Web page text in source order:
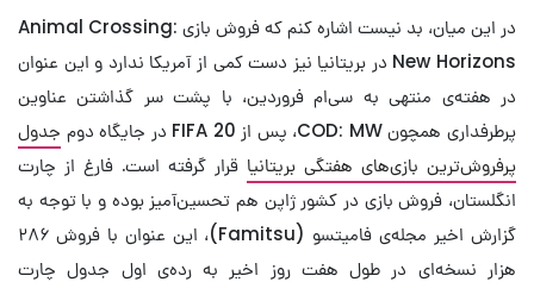
در این میان، بد نیست اشاره کنم که فروش بازی Animal Crossing:
New Horizons در بریتانیا نیز دست کمی از آمریکا ندارد و این عنوان
در هفته‌ی منتهی به سی‌ام فروردین، با پشت سر گذاشتن عناوین
پرطرفداری همچون COD: MW، پس از FIFA 20 در جایگاه دوم
جدول
پرفروش‌ترین بازی‌های هفتگی بریتانیا قرار گرفته است. فارغ از چارت
انگلستان، فروش بازی در کشور ژاپن هم تحسین‌آمیز بوده و با توجه به
گزارش اخیر مجله‌ی فامیتسو (Famitsu)، این عنوان با فروش ۲۸۶
هزار نسخه‌ای در طول هفت روز اخیر به رده‌ی اول جدول چارت